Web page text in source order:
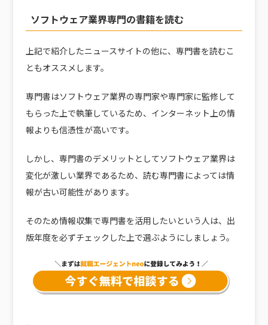
ソフトウェア業界専門の書籍を読む
上記で紹介したニュースサイトの他に、専門書を読むこ
ともオススメします。
専門書はソフトウェア業界の専門家や専門家に監修して
もらった上で執筆しているため、インターネット上の情
報よりも信憑性が高いです。
しかし、専門書のデメリットとしてソフトウェア業界は
変化が激しい業界であるため、読む専門書によっては情
報が古い可能性があります。
そのため情報収集で専門書を活用したいという人は、出
版年度を必ずチェックした上で選ぶようにしましょう。